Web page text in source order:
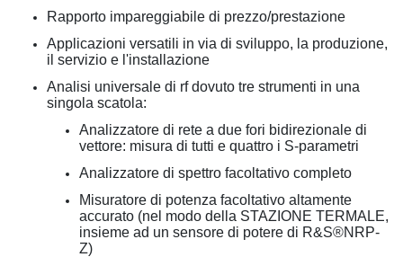
Rapporto impareggiabile di prezzo/prestazione
Applicazioni versatili in via di sviluppo, la produzione,
il servizio e l'installazione
Analisi universale di rf dovuto tre strumenti in una
singola scatola:
Analizzatore di rete a due fori bidirezionale di
vettore: misura di tutti e quattro i S-parametri
Analizzatore di spettro facoltativo completo
Misuratore di potenza facoltativo altamente
accurato (nel modo della STAZIONE TERMALE,
insieme ad un sensore di potere di R&S®NRP-
Z)